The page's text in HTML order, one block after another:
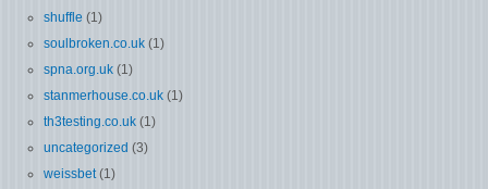
shuffle (1)
soulbroken.co.uk (1)
spna.org.uk (1)
stanmerhouse.co.uk (1)
th3testing.co.uk (1)
uncategorized (3)
weissbet(1)